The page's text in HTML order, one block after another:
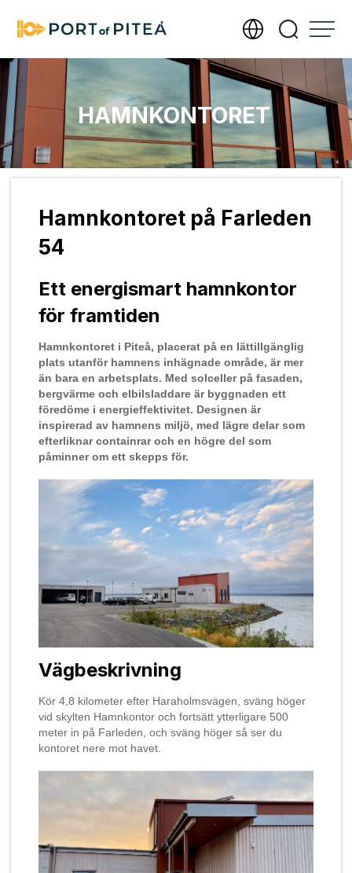
Tjänster vi erbjuder
Infrastruktur
Det här är Port of Piteå
Möt Port of Piteås driftavdelning
Arbetsbåten OPTIMUS
Kontakta oss
Fakturera oss
Visselblåsarfunktion
Fotografering och filmning
Behandling av personuppgifter
Vår sponsring
ISPS och säkerhet i hamnen
Dokument
Tillgänglighetsredogörelse
HAMNKONTORET
Hamnkontoret på Farleden
54
Ett energismart hamnkontor
för framtiden
Hamnkontoret i Piteå, placerat på en lättillgänglig
plats utanför hamnens inhägnade område, är mer
än bara en arbetsplats. Med solceller på fasaden,
bergvärme och elbilsladdare är byggnaden ett
föredöme i energieffektivitet. Designen är
inspirerad av hamnens miljö, med lägre delar som
efterliknar containrar och en högre del som
påminner om ett skepps för.
Vägbeskrivning
Kör 4,8 kilometer efter Haraholmsvägen, sväng höger
vid skylten Hamnkontor och fortsätt ytterligare 500
meter in på Farleden, och sväng höger så ser du
kontoret nere mot havet.